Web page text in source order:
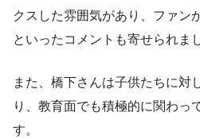
クスした雰囲気があり、ファン
といったコメントも寄せられま
また、橋下さんは子供たちに対
り、教育面でも積極的に関わっ
す。